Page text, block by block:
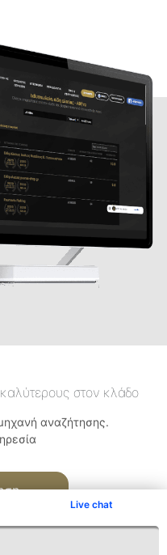
Live chat
στον κλάδο
αναζήτησης.